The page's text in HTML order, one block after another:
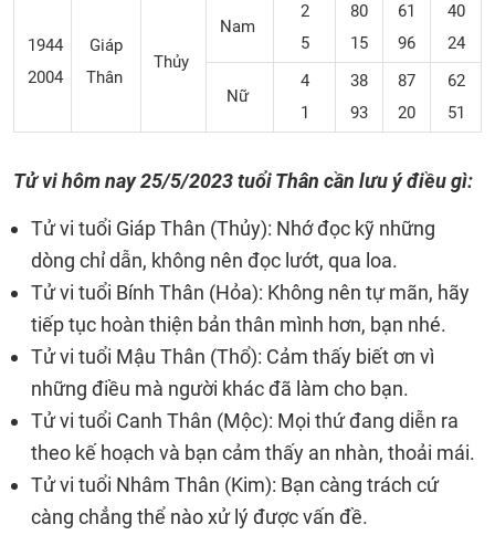
1944
2004
Giáp
Thân
Thủy
Nam
2
5
80
15
61
96
40
24
Nữ
4
1
38
93
87
20
62
51
Tử vi hôm nay 25/5/2023 tuổi Thân cần lưu ý điều gì:
Tử vi tuổi Giáp Thân (Thủy): Nhớ đọc kỹ những
dòng chỉ dẫn, không nên đọc lướt, qua loa.
Tử vi tuổi Bính Thân (Hỏa): Không nên tự mãn, hãy
tiếp tục hoàn thiện bản thân mình hơn, bạn nhé.
Tử vi tuổi Mậu Thân (Thổ): Cảm thấy biết ơn vì
những điều mà người khác đã làm cho bạn.
Tử vi tuổi Canh Thân (Mộc): Mọi thứ đang diễn ra
theo kế hoạch và bạn cảm thấy an nhàn, thoải mái.
Tử vi tuổi Nhâm Thân (Kim): Bạn càng trách cứ
càng chẳng thể nào xử lý được vấn đề.